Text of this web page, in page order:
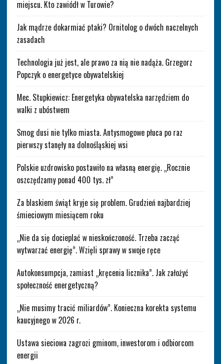
miejscu. Kto zawiódł w Turowie?
Jak mądrze dokarmiać ptaki? Ornitolog o dwóch naczelnych
zasadach
Technologia już jest, ale prawo za nią nie nadąża. Grzegorz
Popczyk o energetyce obywatelskiej
Mec. Stupkiewicz: Energetyka obywatelska narzędziem do
walki z ubóstwem
Smog dusi nie tylko miasta. Antysmogowe płuca po raz
pierwszy stanęły na dolnośląskiej wsi
Polskie uzdrowisko postawiło na własną energię. „Rocznie
oszczędzamy ponad 400 tys. zł”
Za blaskiem świąt kryje się problem. Grudzień najbardziej
śmieciowym miesiącem roku
„Nie da się docieplać w nieskończoność. Trzeba zacząć
wytwarzać energię”. Wzięli sprawy w swoje ręce
Autokonsumpcja, zamiast „kręcenia licznika”. Jak założyć
społeczność energetyczną?
„Nie musimy tracić miliardów”. Konieczna korekta systemu
kaucyjnego w 2026 r.
Ustawa sieciowa zagrozi gminom, inwestorom i odbiorcom
energii